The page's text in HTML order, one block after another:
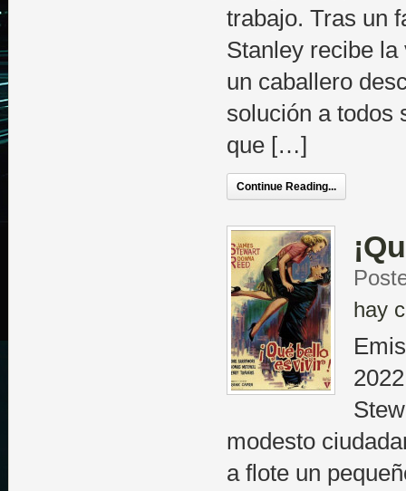
trabajo. Tras un
Stanley recibe
un caballero
solución a todos
que […]
Continue Reading...
hay
modesto
a flote un